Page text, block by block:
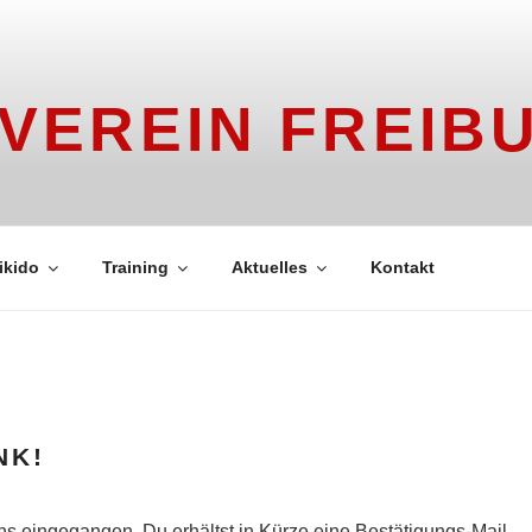
Training Aktuelles Kontakt